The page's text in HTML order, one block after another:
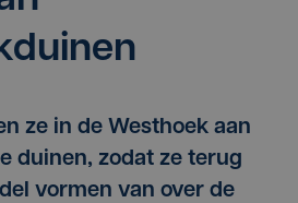
ze in de Westhoek aan
duinen, zodat ze terug
vormen van over de